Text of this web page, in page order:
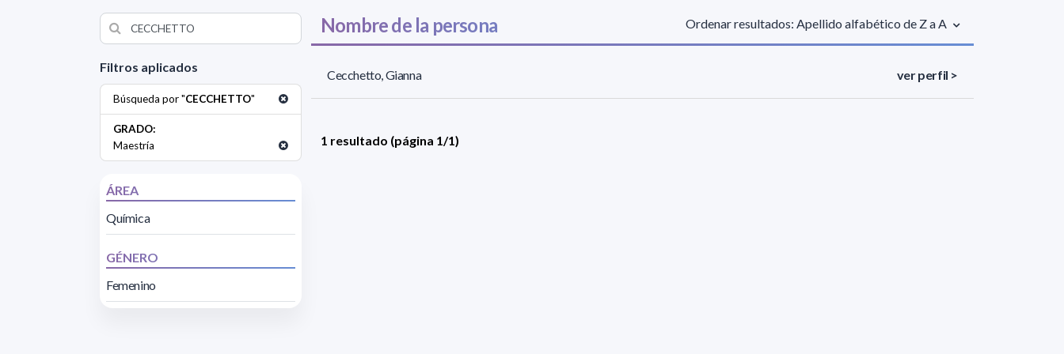
Filtros aplicados
Búsqueda por "CECCHETTO"
GRADO:
Maestría
ÁREA
Química
GÉNERO
Femenino
Nombre de la persona Ordenar resultados: Apellido alfabético de Z a A
Cecchetto, Gianna ver perfil >
1 resultado (página 1/1)